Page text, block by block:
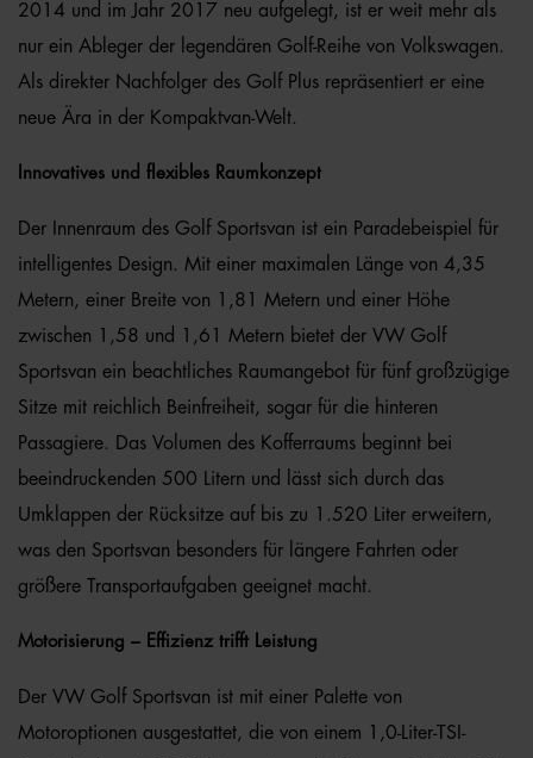
2014 und im Jahr 2017 neu aufgelegt, ist er weit mehr als
nur ein Ableger der legendären Golf-Reihe von Volkswagen.
Als direkter Nachfolger des Golf Plus repräsentiert er eine
neue Ära in der Kompaktvan-Welt.
Innovatives und flexibles Raumkonzept
Der Innenraum des Golf Sportsvan ist ein Paradebeispiel für
intelligentes Design. Mit einer maximalen Länge von 4,35
Metern, einer Breite von 1,81 Metern und einer Höhe
zwischen 1,58 und 1,61 Metern bietet der VW Golf
Sportsvan ein beachtliches Raumangebot für fünf großzügige
Sitze mit reichlich Beinfreiheit, sogar für die hinteren
Passagiere. Das Volumen des Kofferraums beginnt bei
beeindruckenden 500 Litern und lässt sich durch das
Umklappen der Rücksitze auf bis zu 1.520 Liter erweitern,
was den Sportsvan besonders für längere Fahrten oder
größere Transportaufgaben geeignet macht.
Motorisierung – Effizienz trifft Leistung
Der VW Golf Sportsvan ist mit einer Palette von
Motoroptionen ausgestattet, die von einem 1,0-Liter-TSI-